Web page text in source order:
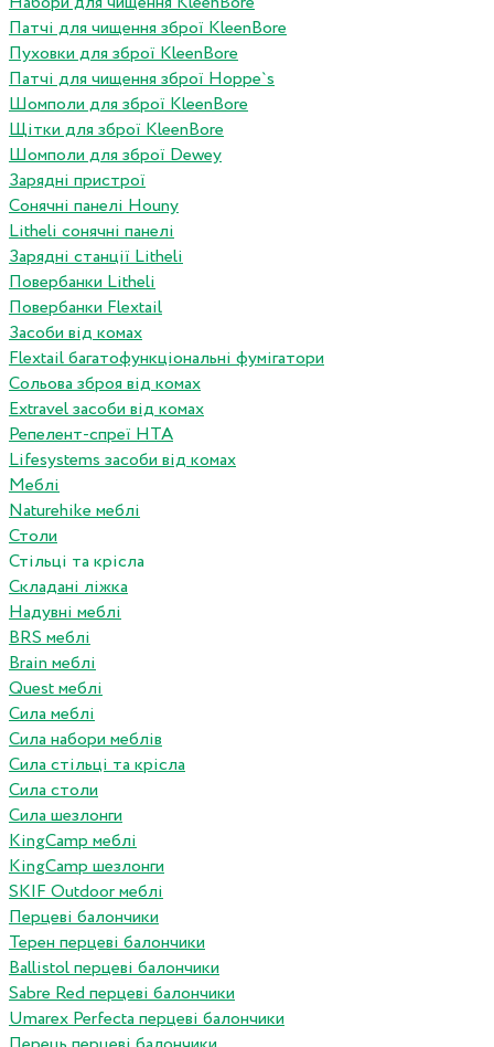
Патчі для чищення зброї KleenBore
Пуховки для зброї KleenBore
Патчі для чищення зброї Hoppe`s
Шомполи для зброї KleenBore
Щітки для зброї KleenBore
Шомполи для зброї Dewey
Зарядні пристрої
Сонячні панелі Houny
Litheli сонячні панелі
Зарядні станції Litheli
Повербанки Litheli
Повербанки Flextail
Засоби від комах
Flextail багатофункціональні фумігатори
Сольова зброя від комах
Extravel засоби від комах
Репелент-спреї HTA
Lifesystems засоби від комах
Меблі
Naturehike меблі
Столи
Стільці та крісла
Складані ліжка
Надувні меблі
BRS меблі
Brain меблі
Quest меблі
Сила меблі
Сила набори меблів
Сила стільці та крісла
Сила столи
Сила шезлонги
KingCamp меблі
KingCamp шезлонги
SKIF Outdoor меблі
Перцеві балончики
Терен перцеві балончики
Ballistol перцеві балончики
Sabre Red перцеві балончики
Umarex Perfecta перцеві балончики